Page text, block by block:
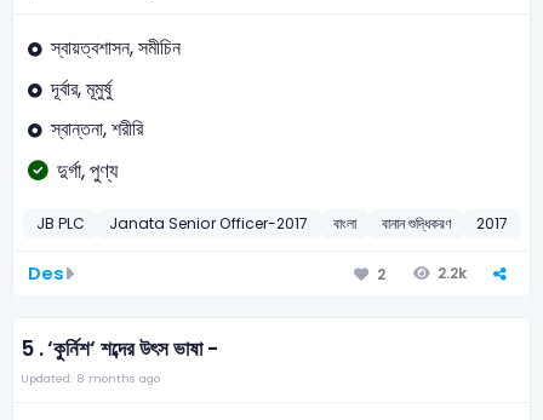
স্বায়ত্বশাসন, সমীচিন
দূর্বার, মূমুর্ষু
স্বান্তনা, শরীরি
দুর্গা, পুণ্য
JB PLC Janata Senior Officer-2017 বাংলা বানান শুদ্ধিকরণ 2017
Des 2 2.2k
5 .‘কুর্নিশ‘ শব্দের উৎস ভাষা -
Updated: 8 months ago